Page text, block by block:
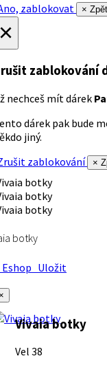
zablokovat
× Zpět
zablokování
nechceš mít dárek
dárek pak bude
jiný.
zablokování
×
botky
Uložit
Vivaia botky
Vel 38